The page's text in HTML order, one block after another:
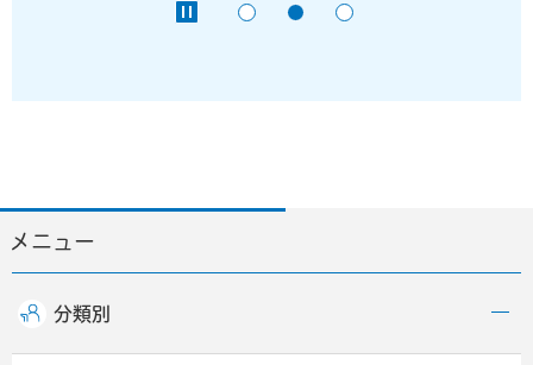
メニュー
分類別